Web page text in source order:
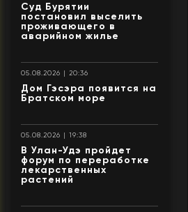
Суд Бурятии
постановил выселить
проживающего в
аварийном жилье
05.08.2026 | 20:36
Дом Гэсэра появится на
Братском море
05.08.2026 | 19:38
В Улан-Удэ пройдет
форум по переработке
лекарственных
растений